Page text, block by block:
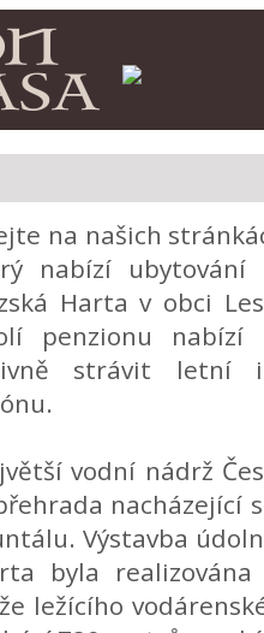
na našich
nabízí
Harta v obci
penzionu nabízí
strávit letní
vodní nádrž
nacházející
Výstavba
byla
ležícího